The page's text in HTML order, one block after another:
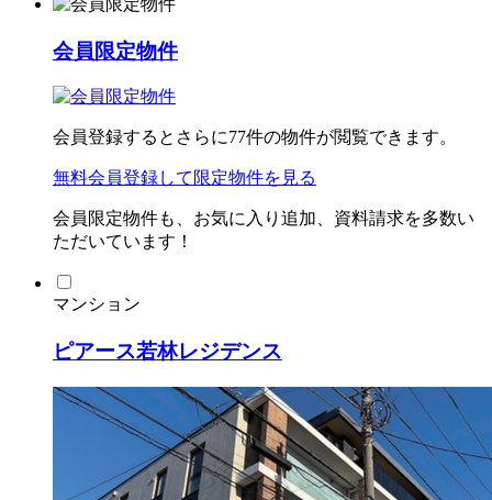
会員限定物件
会員登録するとさらに77件の物件が閲覧できます。
無料会員登録して限定物件を見る
会員限定物件も、お気に入り追加、資料請求を多数い
ただいています！
マンション
ピアース若林レジデンス